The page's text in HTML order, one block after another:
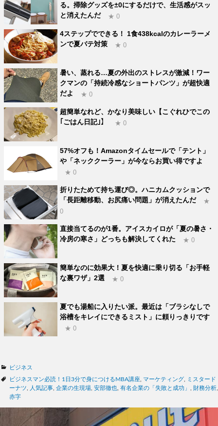
る。掃除グッズを±0にするだけで、生活感がスッ
と消えたんだ
★ 0
4ステップでできる！ 1食438kcalのカレーラーメ
ンで夏バテ対策
★ 0
暑い、蒸れる…夏の外出のストレスが激減！ワー
クマンの「持続冷感なショートパンツ」が超快適
だよ
★ 0
超簡単なれど、かなり美味しい【こぐれひでこの
｢ごはん日記｣】
★ 0
57%オフも！Amazonタイムセールで「テント」
や「ネッククーラー」が今ならお買い得ですよ
★ 0
折りたためて持ち運び◎。ハニカムクッションで
「長距離移動、お尻痛い問題」が消えたんだ
★
0
直接当てるのが1番。アイスカイロが「夏の暑さ・
冷房の寒さ」どっちも解決してくれた
★ 0
簡単なのに効果大！夏を快適に乗り切る「お手軽
な裏ワザ」2選
★ 0
夏でも湯船に入りたい派。最近は「ブラシなしで
浴槽をキレイにできるミスト」に頼りっきりです
★ 0
カ
テ
リ
ビジネス
タ
グ
ビジネスマン必読！1日3分で身につけるMBA講座 マーケティング
ミスタード
ーナツ
人気記事 企業の生現場 安部徹也 有名企業の「失敗と成功」 財務分析
赤字